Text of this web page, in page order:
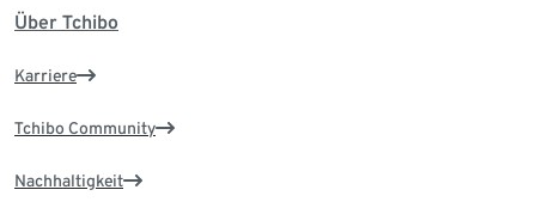
Über Tchibo
Karriere
Tchibo Community
Nachhaltigkeit